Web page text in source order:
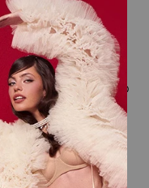
правами в
есть право
А также есть
неполные Данные;
есть право